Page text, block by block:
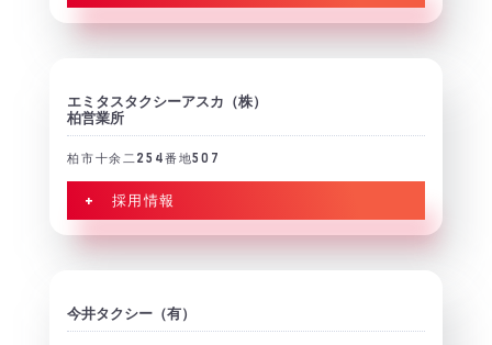
エミタスタクシーアスカ（株）
柏営業所
柏市十余二254番地507
+ 採用情報
今井タクシー（有）